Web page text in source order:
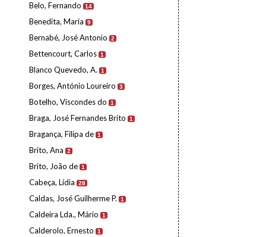
Belo, Fernando 14
Benedita, Maria 9
Bernabé, José Antonio 2
Bettencourt, Carlos 1
Blanco Quevedo, A. 1
Borges, António Loureiro 3
Botelho, Viscondes do 1
Braga, José Fernandes Brito 1
Bragança, Filipa de 1
Brito, Ana 2
Brito, João de 1
Cabeça, Lídia 28
Caldas, José Guilherme P. 1
Caldeira Lda., Mário 1
Calderolo, Ernesto 1